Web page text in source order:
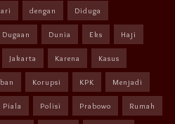
dengan Diduga
Dugaan Dunia Eks Haji
Jakarta Karena Kasus
Korupsi KPK Menjadi
Piala Polisi Prabowo Rumah